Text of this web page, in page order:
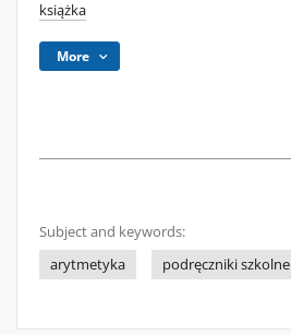
książka
More
Subject and keywords:
arytmetyka
podręczniki szkolne